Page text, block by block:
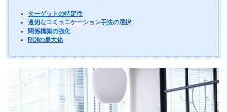
ターゲットの特定性
適切なコミュニケーション手法の選択
関係構築の強化
ROIの最大化